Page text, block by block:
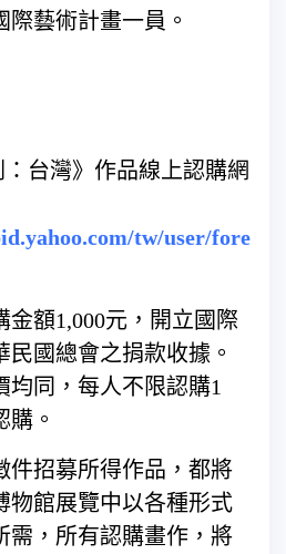
藝術計畫一員。
台灣》作品線上認購網
tw/user/fore
金額1,000元，開立國際
民國總會之捐款收據。
均同，每人不限認購1
購。
件招募所得作品，都將
物館展覽中以各種形式
需，所有認購畫作，將